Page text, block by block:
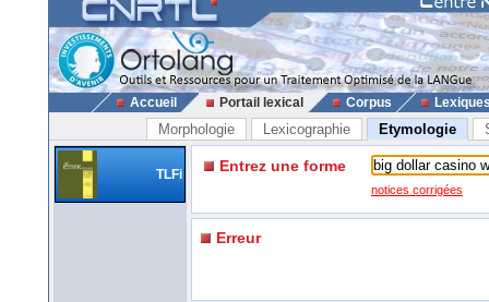
Accueil Portail lexical Corpus
Morphologie Lexicographie Etymologie
TLFi Entrez une forme
notices corrigées
Erreur